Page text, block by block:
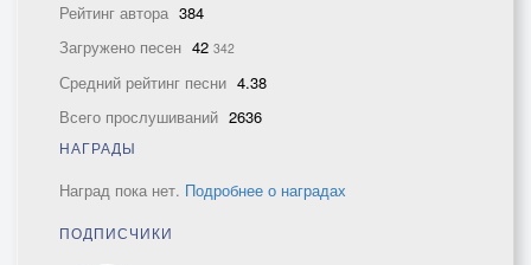
Рейтинг автора 384
Загружено песен 42 342
Средний рейтинг песни 4.38
Всего прослушиваний 2636
НАГРАДЫ
Наград пока нет. Подробнее о наградах
ПОДПИСЧИКИ